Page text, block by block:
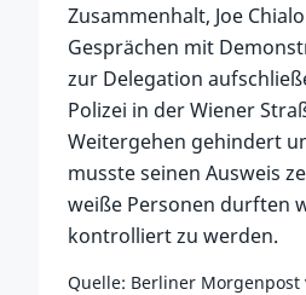
Zusammenhalt, Joe
Gesprächen mit
zur Delegation
Polizei in der Wiener
Weitergehen gehindert
musste seinen Ausweis
weiße Personen durften
kontrolliert zu werden.
Quelle: Berliner Morgenpost